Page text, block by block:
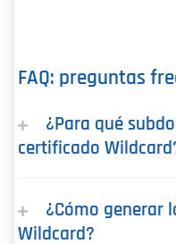
FAQ: preguntas
¿Para qué
certificado
¿Cómo generar
Wildcard?